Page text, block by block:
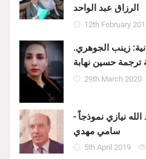
الرزاق عبد الواحد
12th February
زينب الجوهري.
ترجمة حسين نهابة
29th March 2020
نيازي نموذجاً -
سامي مهدي
5th April 2019